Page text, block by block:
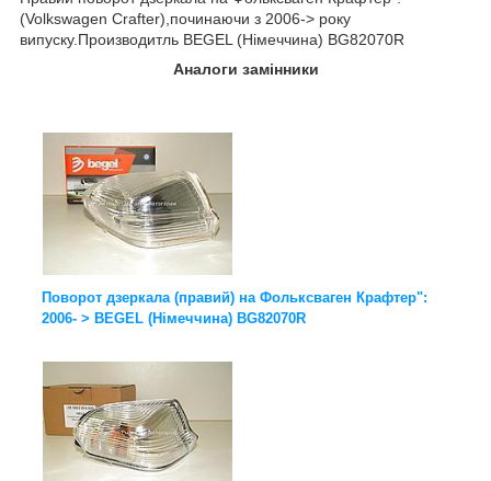
(Volkswagen Crafter),починаючи з 2006-> року
випуску.Производитль BEGEL (Німеччина) BG82070R
Аналоги замінники
Поворот дзеркала (правий) на Фольксваген Крафтер":
2006- > BEGEL (Німеччина) BG82070R